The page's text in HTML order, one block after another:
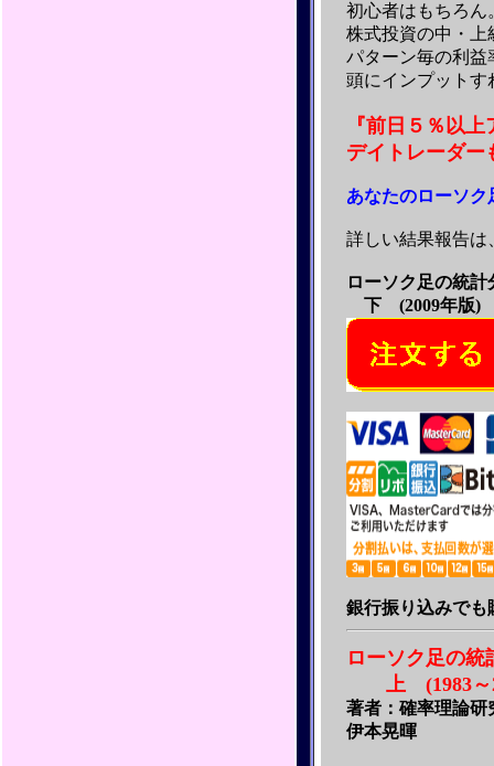
初心者はもちろん
株式投資の中・上
パターン毎の利益
頭にインプットす
『前日５％以
デイトレーダー
あなたのローソ
詳しい結果報告は
ローソク足の統計
下 (2009年版)
銀行振り込みでも
ローソク足の統
上 (1983～
著者：確率理論研
伊本晃暉